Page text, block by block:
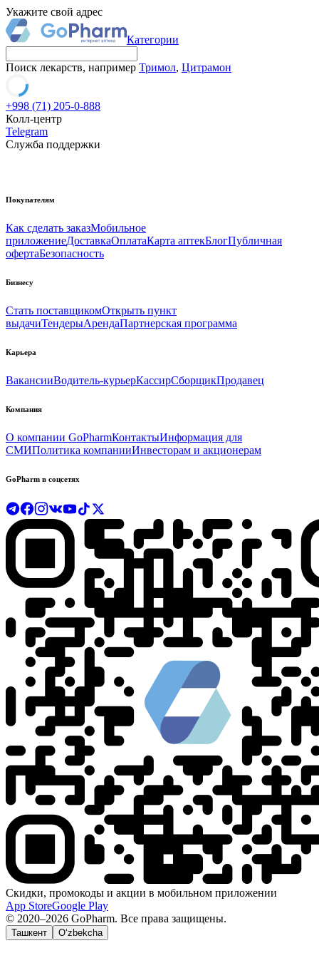
Укажите свой адрес
Категории
Поиск лекарств, например Тримол, Цитрамон
+998 (71) 205-0-888
Колл-центр
Telegram
Служба поддержки
Покупателям
Как сделать заказМобильное
приложениеДоставкаОплатаКарта аптекБлогПубличная
офертаБезопасность
Бизнесу
Стать поставщикомОткрыть пункт
выдачиТендерыАрендаПартнерская программа
Карьера
ВакансииВодитель-курьерКассирСборщикПродавец
Компания
О компании GoPharmКонтактыИнформация для
СМИПолитика компанииИнвесторам и акционерам
GoPharm в соцсетях
Скидки, промокоды и акции в мобильном приложении
App StoreGoogle Play
© 2020–2026 GoPharm. Все права защищены.
Ташкент O‘zbekcha